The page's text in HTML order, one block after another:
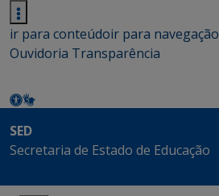
ir para conteúdoir para navegação
Ouvidoria Transparência
SED
Secretaria de Estado de Educação